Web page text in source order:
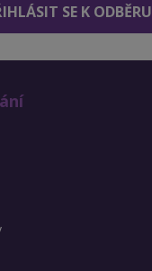
SE K ODBĚRU